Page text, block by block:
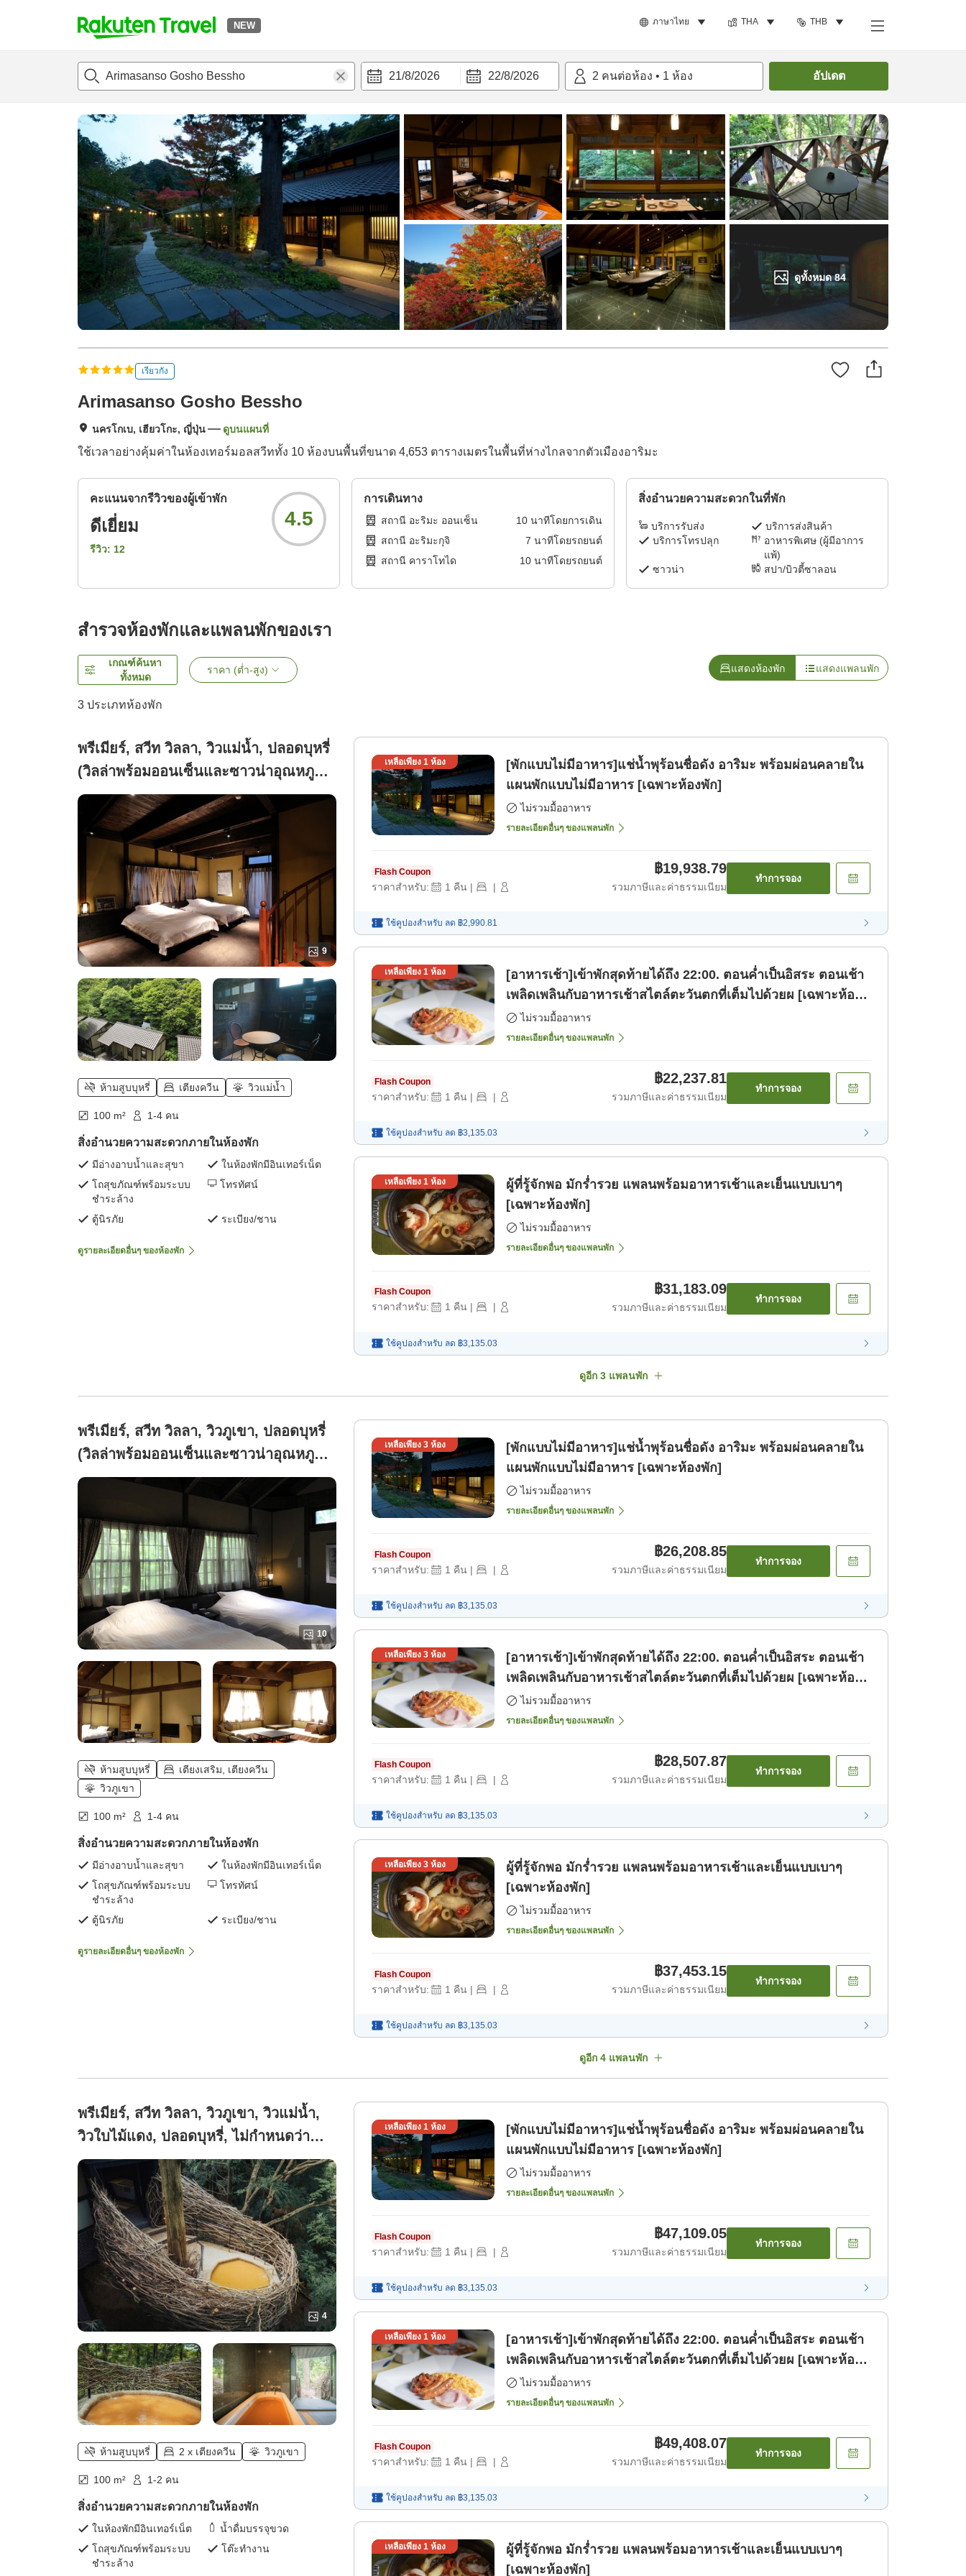
NEW ภาษาไทย THA THB
t
p
a
g
e
s
e
a
r
c
h
21/8/2026 22/8/2026 2 คนต่อห้อง • 1 ห้อง อัปเดต
ดูทั้งหมด84
แนะนำที่พักห้องพักและแพลนพักรีวิวไฮไลต์ สิ่่งอำนวยความสะดวก ค้นหาห้องพัก
เรียวกัง
Arimasanso Gosho Bessho
นครโกเบ, เฮียวโกะ, ญี่ปุ่น ดูบนแผนที่
ใช้เวลาอย่างคุ้มค่าในห้องเทอร์มอลสวีททั้ง 10 ห้องบนพื้นที่ขนาด 4,653 ตารางเมตรในพื้นที่ห่างไกลจากตัวเมืองอาริมะ
คะแนนจากรีวิวของผู้เข้าพัก
ดีเยี่ยม
รีวิว: 12
4.5
การเดินทาง
สถานี อะริมะ ออนเซ็น 10นาทีโดยการเดิน
สถานี อะริมะกุจิ
7 นาทีโดยรถยนต์
สถานี คาราโทได
10นาทีโดยรถยนต์
สิ่งอำนวยความสะดวกในที่พัก
บริการรับส่ง
บริการส่งสินค้า
บริการโทรปลุก
อาหารพิเศษ (ผู้มีอาการ
แพ้)
ซาวน่า
สปา/บิวตี้ซาลอน
สำรวจห้องพักและแพลนพักของเรา
เกณฑ์ค้นหา
ทั้งหมด
ราคา (ต่ำ-สูง) แสดงห้องพัก แสดงแพลนพัก
3 ประเภทห้องพัก
พรีเมียร์, สวีท วิลลา, วิวแม่น้ำ, ปลอดบุหรี่
(วิลล่าพร้อมออนเซ็นและซาวน่าอุณหภูมิ
ต่ำ ทาคิกาวะ)
9
ห้ามสูบบุหรี่ เตียงควีน วิวแม่น้ำ
100 m² 1-4 คน
สิ่งอำนวยความสะดวกภายในห้องพัก
มีอ่างอาบน้ำและสุขา
ในห้องพักมีอินเทอร์เน็ต
โถสุขภัณฑ์พร้อมระบบ
ชำระล้าง
โทรทัศน์
ตู้นิรภัย ระเบียง/ชาน
ดูรายละเอียดอื่นๆ ของห้องพัก
เหลือเพียง 1ห้อง
[พักแบบไม่มีอาหาร]แช่น้ำพุร้อนชื่อดัง อาริมะ พร้อมผ่อนคลายใน
แผนพักแบบไม่มีอาหาร [เฉพาะห้องพัก]
ไม่รวมมื้ออาหาร
รายละเอียดอื่นๆ ของแพลนพัก
Flash Coupon
ราคาสำหรับ: 1 คืน | |
฿19,938.79
รวมภาษีและค่าธรรมเนียม
ทำการจอง
ใช้คูปองสำหรับ ลด ฿2,990.81
เหลือเพียง 1ห้อง
[อาหารเช้า]เข้าพักสุดท้ายได้ถึง 22:00. ตอนค่ำเป็นอิสระ ตอนเช้า
เพลิดเพลินกับอาหารเช้าสไตล์ตะวันตกที่เต็มไปด้วยผ [เฉพาะห้อง
พัก]ไม่รวมมื้ออาหาร
รายละเอียดอื่นๆ ของแพลนพัก
Flash Coupon
ราคาสำหรับ: 1 คืน | |
฿22,237.81
รวมภาษีและค่าธรรมเนียม
ทำการจอง
ใช้คูปองสำหรับ ลด ฿3,135.03
เหลือเพียง 1ห้อง
ผู้ที่รู้จักพอ มักร่ำรวย แพลนพร้อมอาหารเช้าและเย็นแบบเบาๆ
[เฉพาะห้องพัก]
ไม่รวมมื้ออาหาร
รายละเอียดอื่นๆ ของแพลนพัก
Flash Coupon
ราคาสำหรับ: 1 คืน | |
฿31,183.09
รวมภาษีและค่าธรรมเนียม
ทำการจอง
ใช้คูปองสำหรับ ลด ฿3,135.03
ดูอีก 3แพลนพัก
พรีเมียร์, สวีท วิลลา, วิวภูเขา, ปลอดบุหรี่
(วิลล่าพร้อมออนเซ็นและซาวน่าอุณหภูมิ
ต่ำ・ยามาโซ)
10
ห้ามสูบบุหรี่
เตียงเสริม, เตียงควีน
วิวภูเขา
100 m² 1-4 คน
สิ่งอำนวยความสะดวกภายในห้องพัก
มีอ่างอาบน้ำและสุขา
ในห้องพักมีอินเทอร์เน็ต
โถสุขภัณฑ์พร้อมระบบ
ชำระล้าง
โทรทัศน์
ตู้นิรภัย ระเบียง/ชาน
ดูรายละเอียดอื่นๆ ของห้องพัก
เหลือเพียง 3ห้อง
[พักแบบไม่มีอาหาร]แช่น้ำพุร้อนชื่อดัง อาริมะ พร้อมผ่อนคลายใน
แผนพักแบบไม่มีอาหาร [เฉพาะห้องพัก]
ไม่รวมมื้ออาหาร
รายละเอียดอื่นๆ ของแพลนพัก
Flash Coupon
ราคาสำหรับ: 1 คืน | |
฿26,208.85
รวมภาษีและค่าธรรมเนียม
ทำการจอง
ใช้คูปองสำหรับ ลด ฿3,135.03
เหลือเพียง 3ห้อง
[อาหารเช้า]เข้าพักสุดท้ายได้ถึง 22:00. ตอนค่ำเป็นอิสระ ตอนเช้า
เพลิดเพลินกับอาหารเช้าสไตล์ตะวันตกที่เต็มไปด้วยผ [เฉพาะห้อง
พัก]ไม่รวมมื้ออาหาร
รายละเอียดอื่นๆ ของแพลนพัก
Flash Coupon
ราคาสำหรับ: 1 คืน | |
฿28,507.87
รวมภาษีและค่าธรรมเนียม
ทำการจอง
ใช้คูปองสำหรับ ลด ฿3,135.03
เหลือเพียง 3ห้อง
ผู้ที่รู้จักพอ มักร่ำรวย แพลนพร้อมอาหารเช้าและเย็นแบบเบาๆ
[เฉพาะห้องพัก]
ไม่รวมมื้ออาหาร
รายละเอียดอื่นๆ ของแพลนพัก
Flash Coupon
ราคาสำหรับ: 1 คืน | |
฿37,453.15
รวมภาษีและค่าธรรมเนียม
ทำการจอง
ใช้คูปองสำหรับ ลด ฿3,135.03
ดูอีก 4แพลนพัก
พรีเมียร์, สวีท วิลลา, วิวภูเขา, วิวแม่น้ำ,
วิวใบไม้แดง, ปลอดบุหรี่, ไม่กำหนดว่า
ปลอดบุหรี่หรือไม่ (วิลล่าพร้อมบ้านต้นไม้
露天และซาวน่าอุณหภูมิต่ำ Corvo de
Ouro)
4
ห้ามสูบบุหรี่ 2 x เตียงควีน วิวภูเขา
100 m² 1-2 คน
สิ่งอำนวยความสะดวกภายในห้องพัก
ในห้องพักมีอินเทอร์เน็ต
น้ำดื่มบรรจุขวด
โถสุขภัณฑ์พร้อมระบบ
ชำระล้าง
โต๊ะทำงาน
เหลือเพียง 1 ห้อง
[พักแบบไม่มีอาหาร]แช่น้ำพุร้อนชื่อดัง อาริมะ พร้อมผ่อนคลายใน
แผนพักแบบไม่มีอาหาร [เฉพาะห้องพัก]
ไม่รวมมื้ออาหาร
รายละเอียดอื่นๆ ของแพลนพัก
Flash Coupon
ราคาสำหรับ: 1 คืน | |
฿47,109.05
รวมภาษีและค่าธรรมเนียม
ทำการจอง
ใช้คูปองสำหรับ ลด ฿3,135.03
เหลือเพียง 1 ห้อง
[อาหารเช้า]เข้าพักสุดท้ายได้ถึง 22:00. ตอนค่ำเป็นอิสระ ตอนเช้า
เพลิดเพลินกับอาหารเช้าสไตล์ตะวันตกที่เต็มไปด้วยผ [เฉพาะห้อง
พัก]ไม่รวมมื้ออาหาร
รายละเอียดอื่นๆ ของแพลนพัก
Flash Coupon
ราคาสำหรับ: 1 คืน | |
฿49,408.07
รวมภาษีและค่าธรรมเนียม
ทำการจอง
ใช้คูปองสำหรับ ลด ฿3,135.03
เหลือเพียง 1 ห้อง
ผู้ที่รู้จักพอ มักร่ำรวย แพลนพร้อมอาหารเช้าและเย็นแบบเบาๆ
[เฉพาะห้องพัก]